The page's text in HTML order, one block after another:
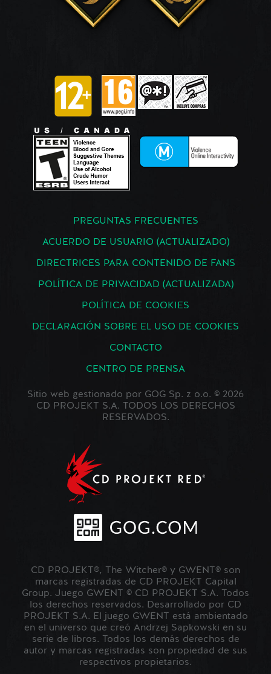
PREGUNTAS FRECUENTES
ACUERDO DE USUARIO (ACTUALIZADO)
DIRECTRICES PARA CONTENIDO DE FANS
POLÍTICA DE PRIVACIDAD (ACTUALIZADA)
POLÍTICA DE COOKIES
DECLARACIÓN SOBRE EL USO DE COOKIES
CONTACTO
CENTRO DE PRENSA
Sitio web gestionado por GOG Sp. z o.o. © 2026
CD PROJEKT S.A. TODOS LOS DERECHOS
RESERVADOS.
CD PROJEKT®, The Witcher® y GWENT® son
marcas registradas de CD PROJEKT Capital
Group. Juego GWENT © CD PROJEKT S.A. Todos
los derechos reservados. Desarrollado por CD
PROJEKT S.A. El juego GWENT está ambientado
en el universo que creó Andrzej Sapkowski en su
serie de libros. Todos los demás derechos de
autor y marcas registradas son propiedad de sus
respectivos propietarios.